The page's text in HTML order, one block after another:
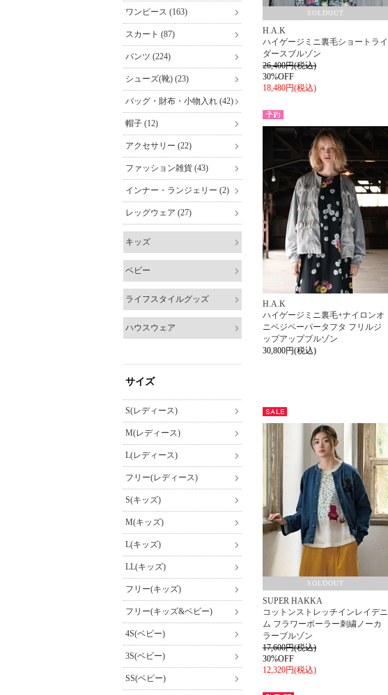
ワンピース (163)
スカート (87)
パンツ (224)
シューズ(靴) (23)
バッグ・財布・小物入れ (42)
帽子 (12)
アクセサリー (22)
ファッション雑貨 (43)
インナー・ランジェリー (2)
レッグウェア (27)
キッズ
ベビー
ライフスタイルグッズ
ハウスウェア
サイズ
S(レディース)
M(レディース)
L(レディース)
フリー(レディース)
S(キッズ)
M(キッズ)
L(キッズ)
LL(キッズ)
フリー(キッズ)
フリー(キッズ&ベビー)
4S(ベビー)
3S(ベビー)
SS(ベビー)
SOLDOUT
H.A.K
ハイゲージミニ裏毛ショートライ
ダースブルゾン
26,400円(税込)
30%OFF
18,480円(税込)
予約
H.A.K
ハイゲージミニ裏毛+ナイロンオ
ニベジペーパータフタ フリルジ
ップアップブルゾン
30,800円(税込)
セー
ル
SOLDOUT
SUPER HAKKA
コットンストレッチインレイデニ
ム フラワーボーラー刺繍ノーカ
ラーブルゾン
17,600円(税込)
30%OFF
12,320円(税込)